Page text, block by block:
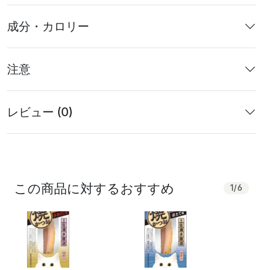
成分・カロリー
注意
レビュー (0)
この商品に対するおすすめ 1 /6